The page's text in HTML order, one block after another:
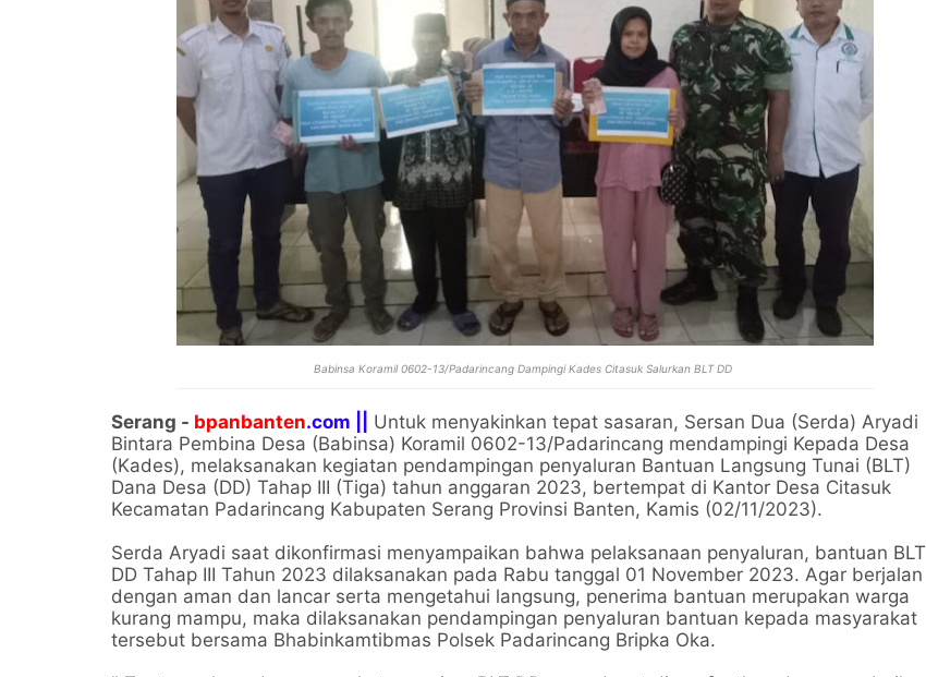
Babinsa Koramil 0602-13/Padarincang Dampingi Kades Citasuk Salurkan BLT DD
Serang - bpanbanten.com ||
Untuk menyakinkan tepat sasaran, Sersan Dua (Serda) Aryadi
Bintara Pembina Desa (Babinsa) Koramil 0602-13/Padarincang mendampingi Kepada Desa
(Kades), melaksanakan kegiatan pendampingan penyaluran Bantuan Langsung Tunai (BLT)
Dana Desa (DD) Tahap III (Tiga) tahun anggaran 2023, bertempat di Kantor Desa Citasuk
Kecamatan Padarincang Kabupaten Serang Provinsi Banten, Kamis (02/11/2023).
Serda Aryadi saat dikonfirmasi menyampaikan bahwa pelaksanaan penyaluran, bantuan BLT
DD Tahap III Tahun 2023 dilaksanakan pada Rabu tanggal 01 November 2023. Agar berjalan
dengan aman dan lancar serta mengetahui langsung, penerima bantuan merupakan warga
kurang mampu, maka dilaksanakan pendampingan penyaluran bantuan kepada masyarakat
tersebut bersama Bhabinkamtibmas Polsek Padarincang Bripka Oka.